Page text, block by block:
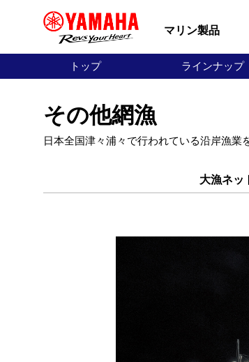
マリン製品
トップ ラインナップ
その他網漁
日本全国津々浦々で行われている沿岸漁業
大漁ネッ